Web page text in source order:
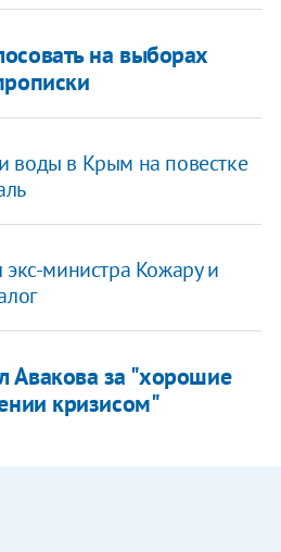
на выборах
воды в Крым на повестке
экс-министра Кожару и
Авакова за "хорошие
кризисом"